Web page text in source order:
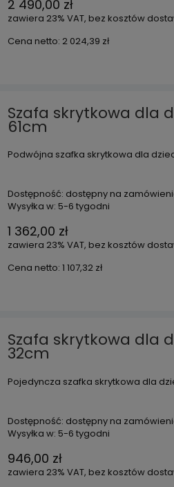
2 490,00 zł
zawiera 23% VAT, bez kosztów
Cena netto: 2 024,39 zł
Szafa skrytkowa dla
61cm
Podwójna szafka skrytkowa dla
Dostępność: dostępny na
Wysyłka w: 5-6 tygodni
1 362,00 zł
zawiera 23% VAT, bez kosztów
Cena netto: 1 107,32 zł
Szafa skrytkowa dla
32cm
Pojedyncza szafka skrytkowa dla
Dostępność: dostępny na
Wysyłka w: 5-6 tygodni
946,00 zł
zawiera 23% VAT, bez kosztów